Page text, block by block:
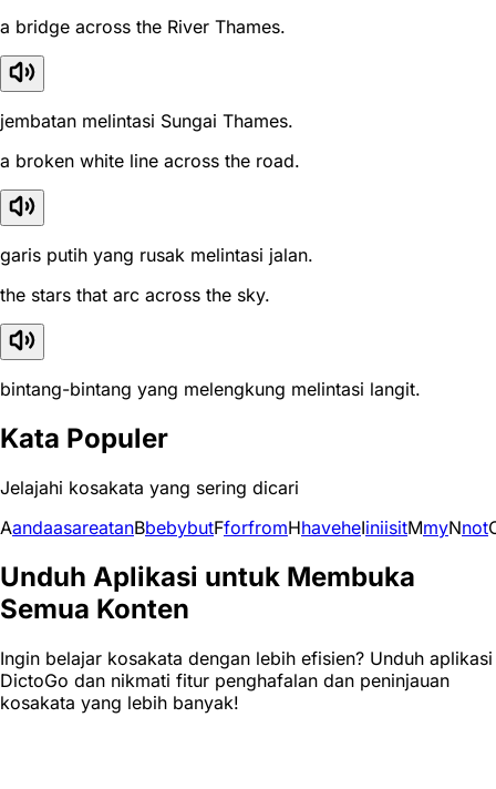
a bridge across the River Thames.
jembatan melintasi Sungai Thames.
a broken white line across the road.
garis putih yang rusak melintasi jalan.
the stars that arc across the sky.
bintang-bintang yang melengkung melintasi langit.
Kata Populer
Jelajahi kosakata yang sering dicari
AandaasareatanBbebybutFforfromHhaveheIiniisitMmyNnot
Unduh Aplikasi untuk Membuka
Semua Konten
Ingin belajar kosakata dengan lebih efisien? Unduh aplikasi
DictoGo dan nikmati fitur penghafalan dan peninjauan
kosakata yang lebih banyak!